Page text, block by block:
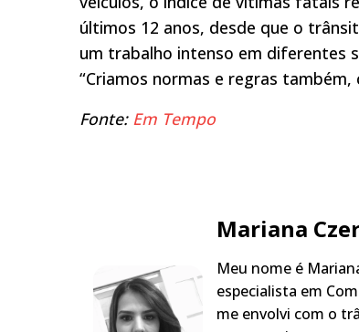
últimos 12 anos, desde que o
um trabalho intenso em diferentes
“Criamos normas e regras
Fonte:Em Tempo
Mariana
Meu nome é
especialista em
me envolvi com o